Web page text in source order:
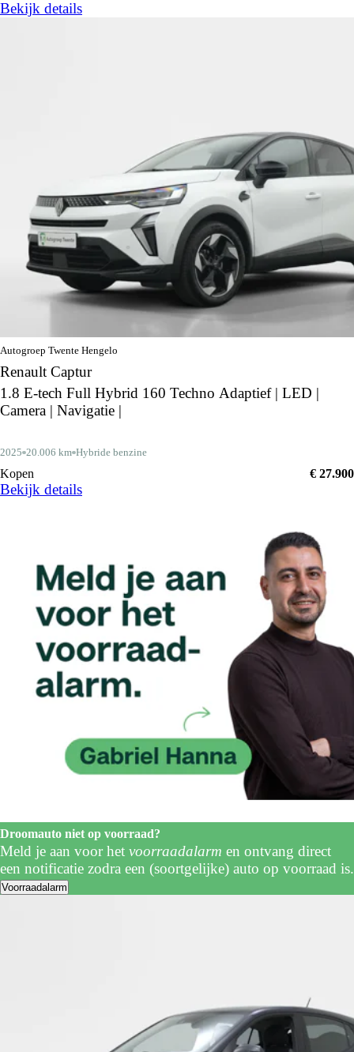
Bekijk details
Autogroep Twente Hengelo
Renault Captur
1.8 E-tech Full Hybrid 160 Techno Adaptief | LED |
Camera | Navigatie |
2025 20.006 km Hybride benzine
Kopen € 27.900
Bekijk details
Droomauto niet op voorraad?
Meld je aan voor het voorraadalarm en ontvang direct
een notificatie zodra een (soortgelijke) auto op voorraad is.
Voorraadalarm